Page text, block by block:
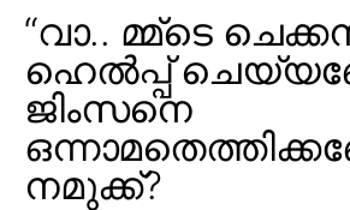
“വാ.. മ്മ്‌ടെ
ഹെൽപ്പ്
ജിംസനെ
നമുക്ക്?